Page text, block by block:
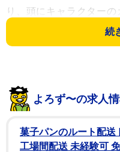
り、頭にキャラクター
持ち、ショーに合わせ
を投稿。「朝から晩ま
を発揮しました笑」と
“クールビューティー”
ゃぐ姿に、ファンから
続
よろず〜の求人
菓子パンのルート配送
工場間配送 未経験可